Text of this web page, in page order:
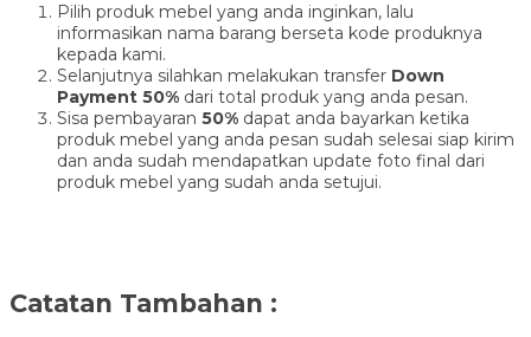
Pilih produk mebel yang anda inginkan, lalu
informasikan nama barang berseta kode produknya
kepada kami.
Selanjutnya silahkan melakukan transfer Down
Payment 50% dari total produk yang anda pesan.
Sisa pembayaran 50% dapat anda bayarkan ketika
produk mebel yang anda pesan sudah selesai siap kirim
dan anda sudah mendapatkan update foto final dari
produk mebel yang sudah anda setujui.
Catatan Tambahan :